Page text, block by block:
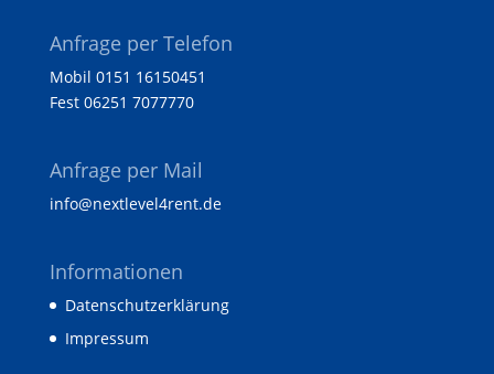
Anfrage per Telefon
Mobil 0151 16150451
Fest 06251 7077770
Anfrage per Mail
info@nextlevel4rent.de
Informationen
Datenschutzerklärung
Impressum